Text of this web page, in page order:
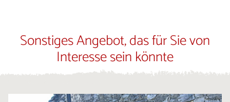
Sonstiges Angebot, das für Sie von
Interesse sein könnte